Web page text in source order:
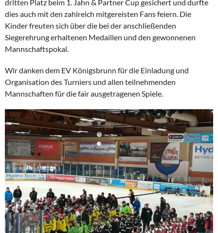
dritten Platz beim 1. Jahn & Partner Cup gesichert und durfte
dies auch mit den zahlreich mitgereisten Fans feiern. Die
Kinder freuten sich über die bei der anschließenden
Siegerehrung erhaltenen Medaillen und den gewonnenen
Mannschaftspokal.
Wir danken dem EV Königsbrunn für die Einladung und
Organisation des Turniers und allen teilnehmenden
Mannschaften für die fair ausgetragenen Spiele.